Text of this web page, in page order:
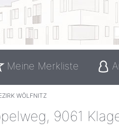
Meine Merkliste
WÖLFNITZ
9061